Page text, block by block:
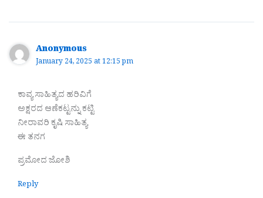
Anonymous
January 24, 2025 at 12:15 pm
ಕಾವ್ಯ ಸಾಹಿತ್ಯದ ಹರಿವಿಗೆ
ಅಕ್ಷರದ ಆಣೆಕಟ್ಟನ್ನು ಕಟ್ಟಿ
ನೀರಾವರಿ ಕೃಷಿ ಸಾಹಿತ್ಯ
ಈ ತನಗ
ಪ್ರಮೋದ ಜೋಶಿ
Reply